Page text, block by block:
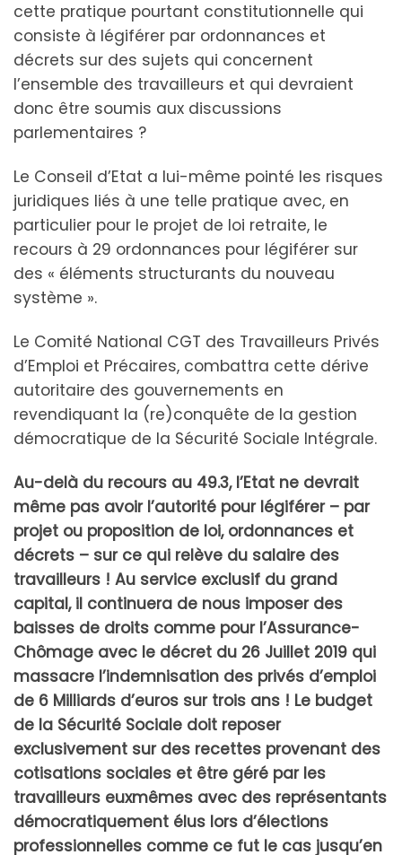
cette pratique pourtant constitutionnelle qui
consiste à légiférer par ordonnances et
décrets sur des sujets qui concernent
l’ensemble des travailleurs et qui devraient
donc être soumis aux discussions
parlementaires ?
Le Conseil d’Etat a lui-même pointé les risques
juridiques liés à une telle pratique avec, en
particulier pour le projet de loi retraite, le
recours à 29 ordonnances pour légiférer sur
des « éléments structurants du nouveau
système ».
Le Comité National CGT des Travailleurs Privés
d’Emploi et Précaires, combattra cette dérive
autoritaire des gouvernements en
revendiquant la (re)conquête de la gestion
démocratique de la Sécurité Sociale Intégrale.
Au-delà du recours au 49.3, l’Etat ne devrait
même pas avoir l’autorité pour légiférer – par
projet ou proposition de loi, ordonnances et
décrets – sur ce qui relève du salaire des
travailleurs ! Au service exclusif du grand
capital, il continuera de nous imposer des
baisses de droits comme pour l’Assurance-
Chômage avec le décret du 26 Juillet 2019 qui
massacre l’indemnisation des privés d’emploi
de 6 Milliards d’euros sur trois ans ! Le budget
de la Sécurité Sociale doit reposer
exclusivement sur des recettes provenant des
cotisations sociales et être géré par les
travailleurs euxmêmes avec des représentants
démocratiquement élus lors d’élections
professionnelles comme ce fut le cas jusqu’en